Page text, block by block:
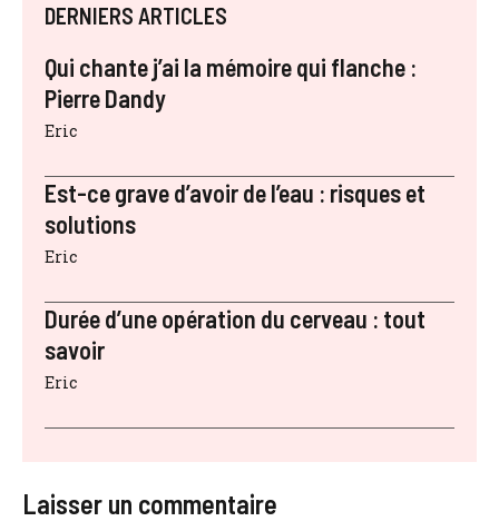
DERNIERS ARTICLES
Qui chante j’ai la mémoire qui flanche :
Pierre Dandy
Eric
Est-ce grave d’avoir de l’eau : risques et
solutions
Eric
Durée d’une opération du cerveau : tout
savoir
Eric
Laisser un commentaire